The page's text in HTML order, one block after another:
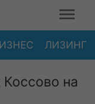
ЛИЗИНГ
на